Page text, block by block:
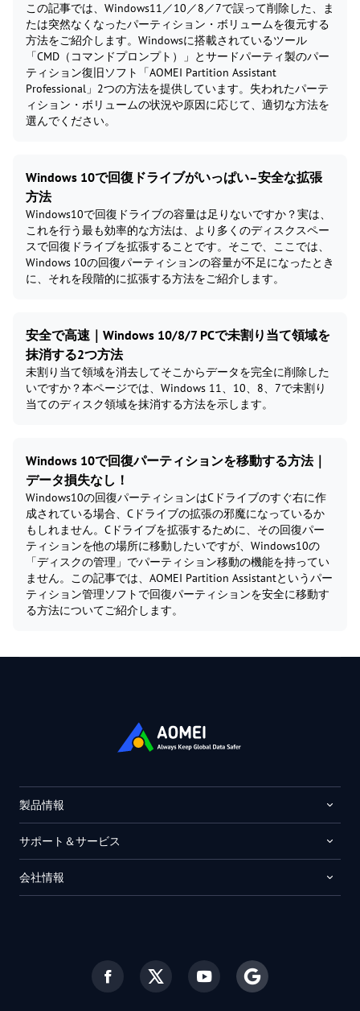
この記事では、Windows11／10／8／7で誤って削除した、ま
たは突然なくなったパーティション・ボリュームを復元する
方法をご紹介します。Windowsに搭載されているツール
「CMD（コマンドプロンプト）」とサードパーティ製のパー
ティション復旧ソフト「AOMEI Partition Assistant
Professional」2つの方法を提供しています。失われたパーテ
ィション・ボリュームの状況や原因に応じて、適切な方法を
選んでください。
Windows 10で回復ドライブがいっぱい–安全な拡張
方法
Windows10で回復ドライブの容量は足りないですか？実は、
これを行う最も効率的な方法は、より多くのディスクスペー
スで回復ドライブを拡張することです。そこで、ここでは、
Windows 10の回復パーティションの容量が不足になったとき
に、それを段階的に拡張する方法をご紹介します。
安全で高速｜Windows 10/8/7 PCで未割り当て領域を
抹消する2つ方法
未割り当て領域を消去してそこからデータを完全に削除した
いですか？本ページでは、Windows 11、10、8、7で未割り
当てのディスク領域を抹消する方法を示します。
Windows 10で回復パーティションを移動する方法｜
データ損失なし！
Windows10の回復パーティションはCドライブのすぐ右に作
成されている場合、Cドライブの拡張の邪魔になっているか
もしれません。Cドライブを拡張するために、その回復パー
ティションを他の場所に移動したいですが、Windows10の
「ディスクの管理」でパーティション移動の機能を持ってい
ません。この記事では、AOMEI Partition Assistantというパー
ティション管理ソフトで回復パーティションを安全に移動す
る方法についてご紹介します。
製品情報
サポート＆サービス
会社情報